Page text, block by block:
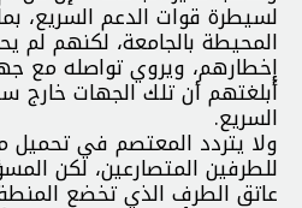
لسيطرة قوات الدعم السريع،
المحيطة بالجامعة، لكنهم لم
إخطارهم، ويروي تواصله مع
أبلغتهم أن تلك الجهات
السريع.
ولا يتردد المعتصم في
للطرفين المتصارعين، لكن
عاتق الطرف الذي تخضع